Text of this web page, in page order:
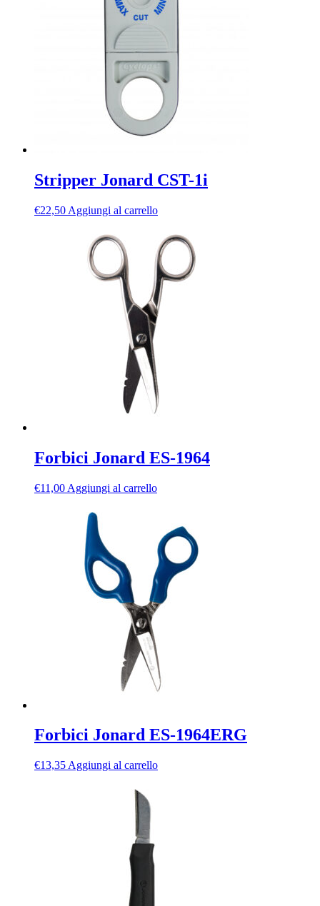
Stripper Jonard CST-1i
€22,50 Aggiungi al carrello
Forbici Jonard ES-1964
€11,00 Aggiungi al carrello
Forbici Jonard ES-1964ERG
€13,35 Aggiungi al carrello